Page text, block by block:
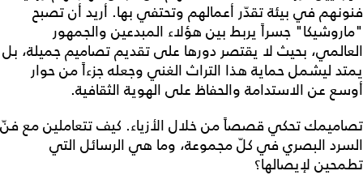
فنونهم في بيئة تقدّر أعمالهم وتحتفي بها. أريد أن تصبح
"ماروشيكا" جسراً يربط بين هؤلاء المبدعين والجمهور
العالمي، بحيث لا يقتصر دورها على تقديم تصاميم جميلة، بل
يمتد ليشمل حماية هذا التراث الغني وجعله جزءاً من حوار
أوسع عن الاستدامة والحفاظ على الهوية الثقافية.
تصاميمك تحكي قصصاً من خلال الأزياء. كيف تتعاملين مع فنّ
السرد البصري في كلّ مجموعة، وما هي الرسائل التي
تطمحين لإيصالها؟